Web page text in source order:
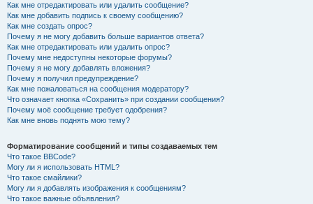
Как мне отредактировать или удалить сообщение?
Как мне добавить подпись к своему сообщению?
Как мне создать опрос?
Почему я не могу добавить больше вариантов ответа?
Как мне отредактировать или удалить опрос?
Почему мне недоступны некоторые форумы?
Почему я не могу добавлять вложения?
Почему я получил предупреждение?
Как мне пожаловаться на сообщения модератору?
Что означает кнопка «Сохранить» при создании сообщения?
Почему моё сообщение требует одобрения?
Как мне вновь поднять мою тему?
Форматирование сообщений и типы создаваемых тем
Что такое BBCode?
Могу ли я использовать HTML?
Что такое смайлики?
Могу ли я добавлять изображения к сообщениям?
Что такое важные объявления?